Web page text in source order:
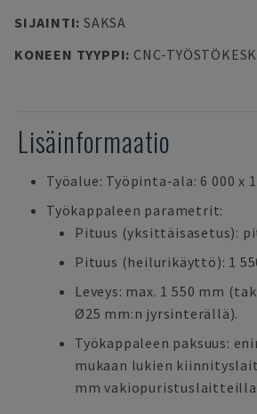
SIJAINTI: SAKSA
KONEEN TYYPPI: CNC-
Lisäinformaatio
Työalue: Työpinta-ala: 6 000 x
Työkappaleen parametrit:
Pituus (yksittäisasetus):
Pituus (heilurikäyttö): 1
Leveys: max. 1 550 mm
Ø25 mm:n jyrsinterällä).
Työkappaleen paksuus:
mukaan lukien
mm